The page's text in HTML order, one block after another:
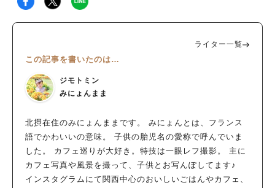
ライター一覧
この記事を書いたのは…
ジモトミン
みにょんまま
北摂在住のみにょんままです。 みにょんとは、フランス
語でかわいいの意味。 子供の胎児名の愛称で呼んでいま
した。 カフェ巡りが大好き。特技は一眼レフ撮影。 主に
カフェ写真や風景を撮って、子供とお写んぽしてます♪
インスタグラムにて関西中心のおいしいごはんやカフェ、